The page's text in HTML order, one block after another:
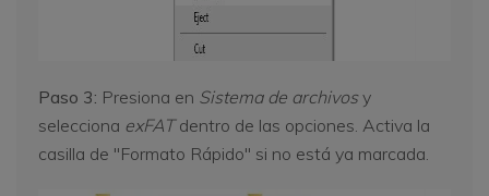
Paso 3: Presiona en Sistema de archivosy
selecciona exFATdentro de las opciones. Activa la
casilla de "Formato Rápido" si no está ya marcada.